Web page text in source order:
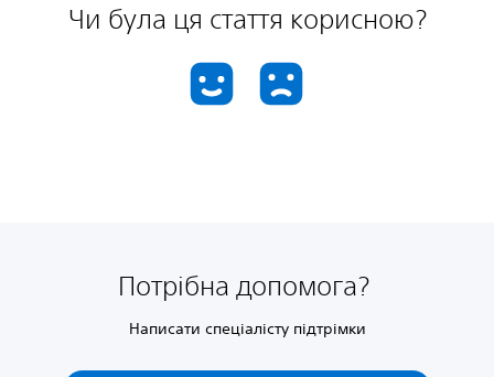
Чи була ця стаття корисною?
Потрібна допомога?
Написати спеціалісту підтрімки